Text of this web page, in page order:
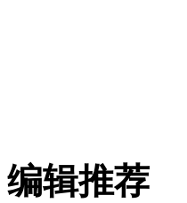
编辑推荐